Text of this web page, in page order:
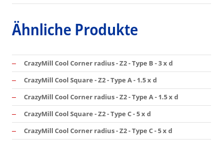
Ähnliche Produkte
CrazyMill Cool Corner radius - Z2 - Type B - 3 x d
CrazyMill Cool Square - Z2 - Type A - 1.5 x d
CrazyMill Cool Corner radius - Z2 - Type A - 1.5 x d
CrazyMill Cool Square - Z2 - Type C - 5 x d
CrazyMill Cool Corner radius - Z2 - Type C - 5 x d